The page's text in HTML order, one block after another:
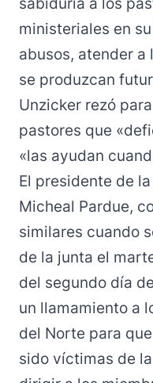
ministeriales en
abusos, atender
se produzcan
Unzicker rezó
pastores que
«las ayudan
El presidente de
Micheal Pardue,
similares cuando
de la junta el
del segundo día
un llamamiento a
del Norte para
sido víctimas de